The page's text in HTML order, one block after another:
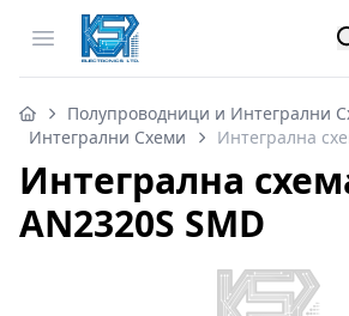
Open menu
Полупроводници и Интегрални
Интегрални Схеми
Интегрална
Интегрална
AN2320S SMD